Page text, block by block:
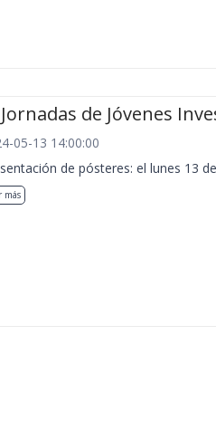
de Jóvenes
05-13 14:00:00
de pósteres: el lunes 13
más